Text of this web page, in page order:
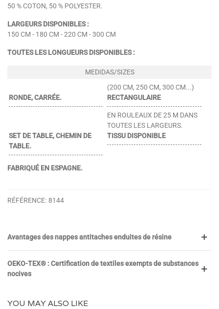
50 % COTON, 50 % POLYESTER.
LARGEURS DISPONIBLES :
150 CM - 180 CM - 220 CM - 300 CM
TOUTES LES LONGUEURS DISPONIBLES :
RONDE, CARRÉE. RECTANGULAIRE
(200 CM, 250 CM, 300 CM...)
SET DE TABLE, CHEMIN DE
TABLE.
TISSU DISPONIBLE
EN ROULEAUX DE 25 M DANS
TOUTES LES LARGEURS.
FABRIQUÉ EN ESPAGNE.
RÉFÉRENCE: 8144
Avantages des nappes antitaches enduites de résine
OEKO-TEX® : Certification de textiles exempts de substances
nocives
YOU MAY ALSO LIKE